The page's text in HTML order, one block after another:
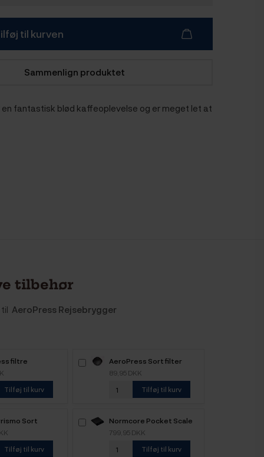
til kurven
Sammenlign produktet
en fantastisk blød kaffeoplevelse og er meget let at
tilbehør
AeroPress Rejsebrygger
filtre
Tilføj til kurv
AeroPress Sort filter
89,95 DKK
Tilføj til kurv
Sort
Tilføj til kurv
Normcore Pocket Scale
V3 Kaffevægt Sort
799,95 DKK
Tilføj til kurv